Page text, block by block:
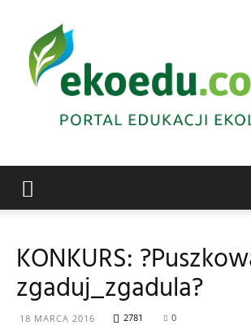
ekologiczna
KONKURS:
zgaduj_zgadula?
18 MARCA 2016 2781 0